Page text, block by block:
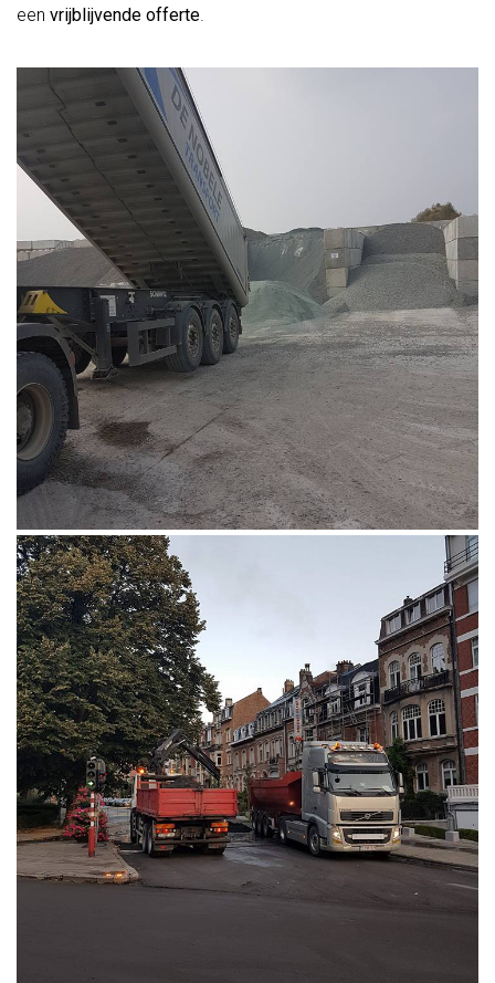
een vrijblijvende offerte.